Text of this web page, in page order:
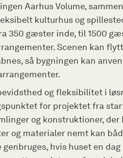
Aarhus Volume,
kulturhus og
350 gæster inde, til 1500
Scenen kan
så bygningen kan
og fleksibilitet i
for projektet fra
og konstruktioner, der
og materialer nemt kan
genbruges, hvis huset en